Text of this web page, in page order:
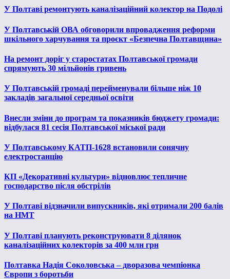
У Полтаві ремонтують каналізаційний колектор на Подолі
У Полтавській ОВА обговорили впровадження реформи
шкільного харчування та проєкт «Безпечна Полтавщина»
На ремонт доріг у старостатах Полтавської громади
спрямують 30 мільйонів гривень
У Полтавській громаді перейменували більше ніж 10
закладів загальної середньої освіти
Внесли зміни до програм та показників бюджету громади:
відбулася 81 сесія Полтавської міської ради
У Полтавському КАТП-1628 встановили сонячну
електростанцію
КП «Декоративні культури» відновлює тепличне
господарство після обстрілів
У Полтаві відзначили випускників, які отримали 200 балів
на НМТ
У Полтаві планують реконструювати 8 ділянок
каналізаційних колекторів за 400 млн грн
Полтавка Надія Соколовська – дворазова чемпіонка
Європи з боротьби